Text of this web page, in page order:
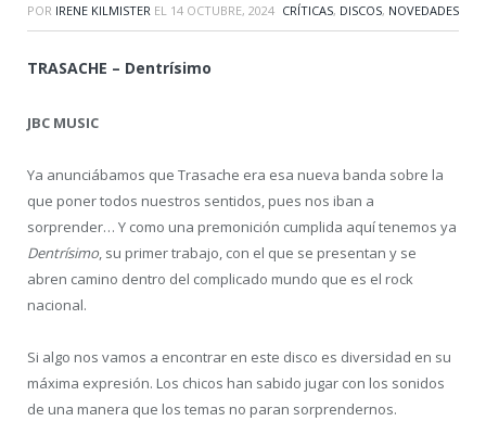
POR IRENE KILMISTER EL 14 OCTUBRE, 2024 CRÍTICAS, DISCOS, NOVEDADES
TRASACHE – Dentrísimo
JBC MUSIC
Ya anunciábamos que Trasache era esa nueva banda sobre la
que poner todos nuestros sentidos, pues nos iban a
sorprender… Y como una premonición cumplida aquí tenemos ya
Dentrísimo, su primer trabajo, con el que se presentan y se
abren camino dentro del complicado mundo que es el rock
nacional.
Si algo nos vamos a encontrar en este disco es diversidad en su
máxima expresión. Los chicos han sabido jugar con los sonidos
de una manera que los temas no paran sorprendernos.